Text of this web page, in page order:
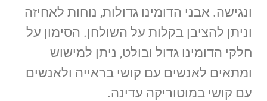
ונגישה. אבני הדומינו גדולות, נוחות לאחיזה
וניתן להציבן בקלות על השולחן. הסימון על
חלקי הדומינו גדול ובולט, ניתן למישוש
ומתאים לאנשים עם קושי בראייה ולאנשים
עם קושי במוטוריקה עדינה.